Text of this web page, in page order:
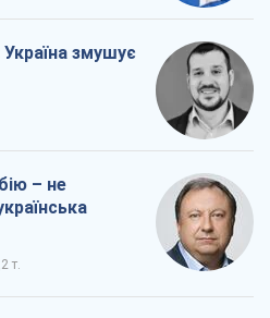
змушує
– не
т.